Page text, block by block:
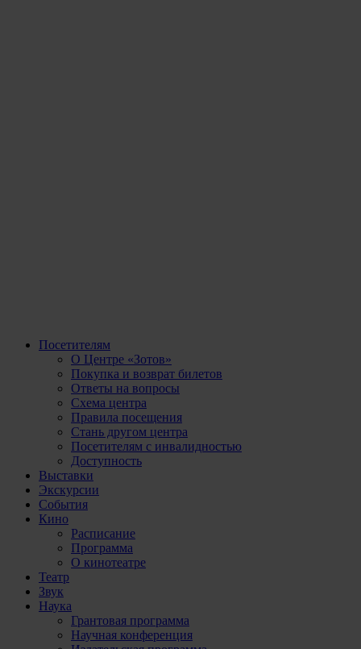
Посетителям
О Центре «Зотов»
Покупка и возврат билетов
Ответы на вопросы
Схема центра
Правила посещения
Стань другом центра
Посетителям с инвалидностью
Доступность
Выставки
Экскурсии
События
Кино
Расписание
Программа
О кинотеатре
Театр
Звук
Наука
Грантовая программа
Научная конференция